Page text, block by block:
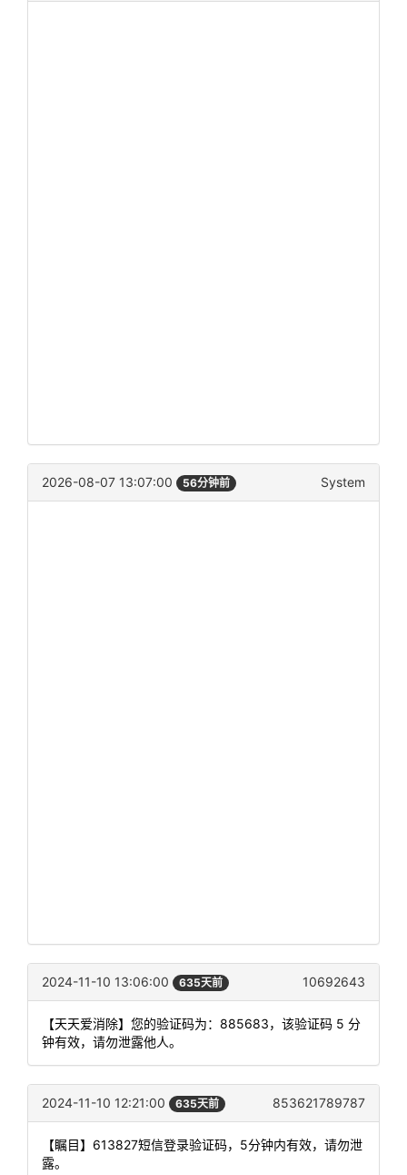
2026-08-07 13:07:00 56分钟前 System
2024-11-10 13:06:00 635天前 10692643
【天天爱消除】您的验证码为：885683，该验证码 5 分
钟有效，请勿泄露他人。
2024-11-10 12:21:00 635天前 853621789787
【瞩目】613827短信登录验证码，5分钟内有效，请勿泄
露。